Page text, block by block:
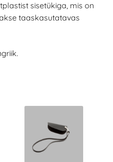
sisetükiga, mis on
taaskasutatavas